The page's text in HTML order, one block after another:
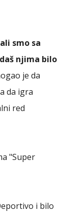
smo sa
njima bilo
je da
da igra
red
"Super
i bilo